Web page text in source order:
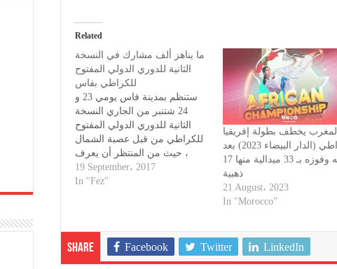
Related
ما يناهز ألف مشارك في النسخة
الثانية للدوري الدولي المفتوح
للكراطي بفاس
ستنظم بمدينة فاس يومي 23 و
24 شتنبر من الجاري النسخة
الثانية للدوري الدولي المفتوح
للكراطي من قبل عصبة الشمال
، حيث من المنتظر أن يعرف
الدوري مشاركة ما يناهز ألفا من
الرياضيين . ستجري هذه البطولة
فيها عدد…
19 September، 2017
In "Fez"
المغرب يخطف بطولة إفريقيا
للكراطي (الدار البيضاء 2023) بعد
تألقه وفوزه بـ 33 ميدالية منها 17
ذهبية
21 August، 2023
In "Morocco"
Share Facebook Twitter LinkedIn